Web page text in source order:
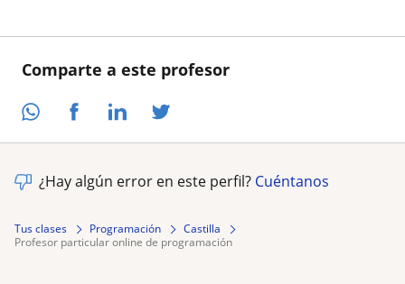
Comparte a este profesor
¿Hay algún error en este perfil? Cuéntanos
Tus clases Programación
Castilla
profesor particular online de programación